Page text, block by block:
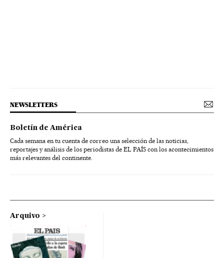
NEWSLETTERS
Boletín de América
Cada semana en tu cuenta de correo una selección de las noticias,
reportajes y análisis de los periodistas de EL PAÍS con los acontecimientos
más relevantes del continente.
Arquivo